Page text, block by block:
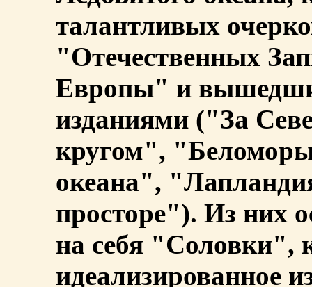
талантливых
"Отечественных
Европы" и
изданиями ("За
кругом",
океана",
просторе"). Из них
на себя "Соловки",
идеализированное